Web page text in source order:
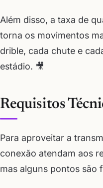
Além disso, a taxa de
torna os movimentos
drible, cada chute e
estádio. 🎥
Requisitos
Para aproveitar a
conexão atendam aos
mas alguns pontos são